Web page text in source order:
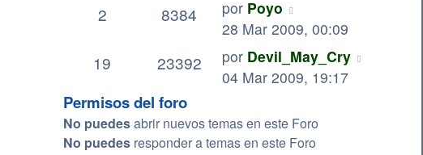
2 8384 por Poyo
28 Mar 2009, 00:09
19 23392 por Devil_May_Cry
04 Mar 2009, 19:17
Permisos del foro
No puedesabrir nuevos temas en este Foro
No puedes responder a temas en este Foro